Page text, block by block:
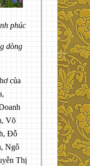
phúc
dòng
của
Võ
Đỗ
Ngô
Thị